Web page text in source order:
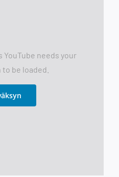
YouTube needs your
be loaded.